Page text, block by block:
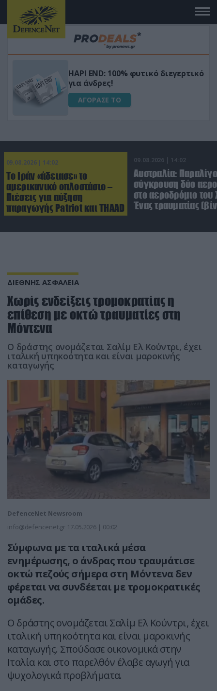
Μεταμόρφωσε τον κήπο σου με το
Ultra Box Μίνι Αλυσοπρίονο με
μπαταρία λιθίου
ΑΓΟΡΑΣΕ ΤΟ
09.08.2026 | 14:02
Το Ιράν «άδειασε» το
αμερικανικό οπλοστάσιο –
Πιέσεις για αύξηση
παραγωγής Patriot και THAAD
09.08.2026 | 14:02
Αυστραλία: Παραλίγο
σύγκρουση δύο
στο αεροδρόμιο του
Ένας τραυματίας
ΔΙΕΘΝΗΣ ΑΣΦΑΛΕΙΑ
Χωρίς ενδείξεις τρομοκρατίας η
επίθεση με οκτώ τραυματίες στη
Μόντενα
Ο δράστης ονομάζεται Σαλίμ Ελ Κούντρι, έχει
ιταλική υπηκοότητα και είναι μαροκινής
καταγωγής
DefenceNet Newsroom
info@defencenet.gr 17.05.2026 | 00:02
Σύμφωνα με τα ιταλικά μέσα
ενημέρωσης, ο άνδρας που τραυμάτισε
οκτώ πεζούς σήμερα στη Μόντενα δεν
φέρεται να συνδέεται με τρομοκρατικές
ομάδες.
Ο δράστης ονομάζεται Σαλίμ Ελ Κούντρι, έχει
ιταλική υπηκοότητα και είναι μαροκινής
καταγωγής. Σπούδασε οικονομικά στην
Ιταλία και στο παρελθόν έλαβε αγωγή για
ψυχολογικά προβλήματα.